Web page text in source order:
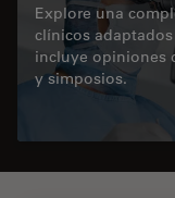
Explore una
clínicos
incluye opiniones
y simposios.